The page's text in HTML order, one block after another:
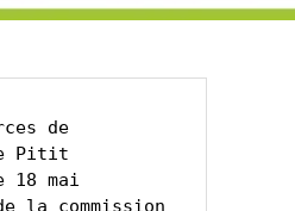
de
Pitit
18 mai
la commission